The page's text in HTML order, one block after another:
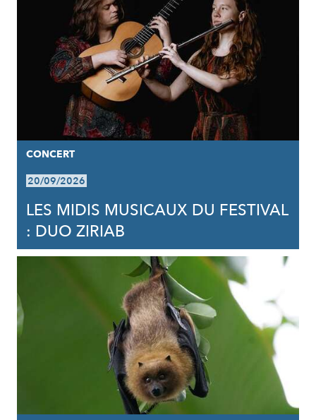
CONCERT
20/09/2026
LES MIDIS MUSICAUX DU FESTIVAL
: DUO ZIRIAB